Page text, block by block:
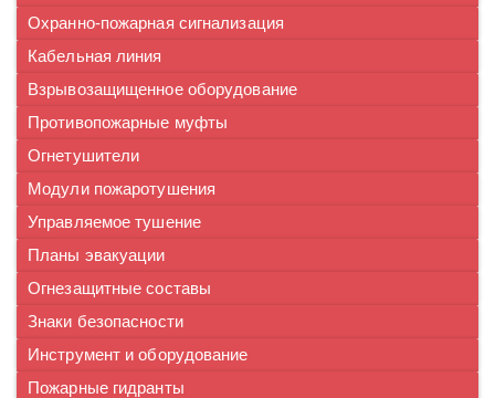
Охранно-пожарная сигнализация
Кабельная линия
Взрывозащищенное оборудование
Противопожарные муфты
Огнетушители
Модули пожаротушения
Управляемое тушение
Планы эвакуации
Огнезащитные составы
Знаки безопасности
Инструмент и оборудование
Пожарные гидранты